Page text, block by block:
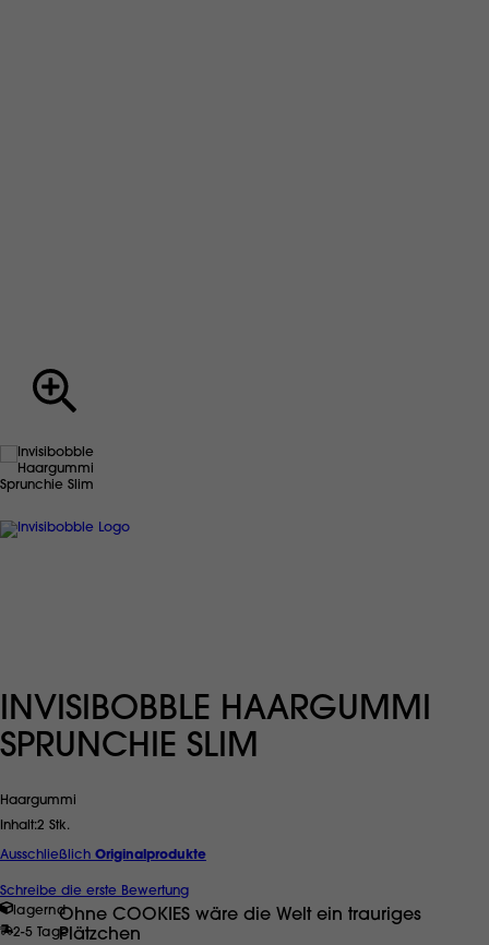
INVISIBOBBLE HAARGUMMI
SPRUNCHIE SLIM
Haargummi
Inhalt 2 Stk.
Ausschließlich Originalprodukte
Schreibe die erste Bewertung
lagernd
2-5 Tage
Ohne COOKIES wäre die Welt ein trauriges
Plätzchen